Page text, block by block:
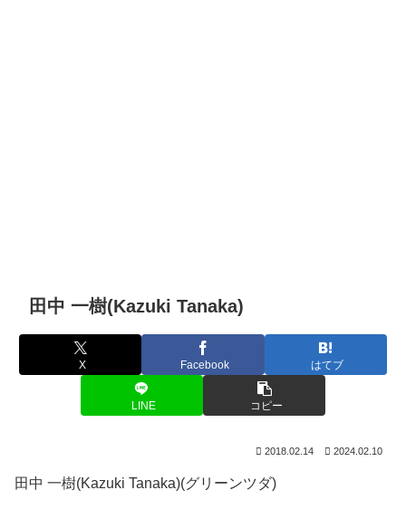
田中 一樹(Kazuki Tanaka)
X Facebook はてブ
LINE コピー
2018.02.14 2024.02.10
田中 一樹(Kazuki Tanaka)(グリーンツダ)